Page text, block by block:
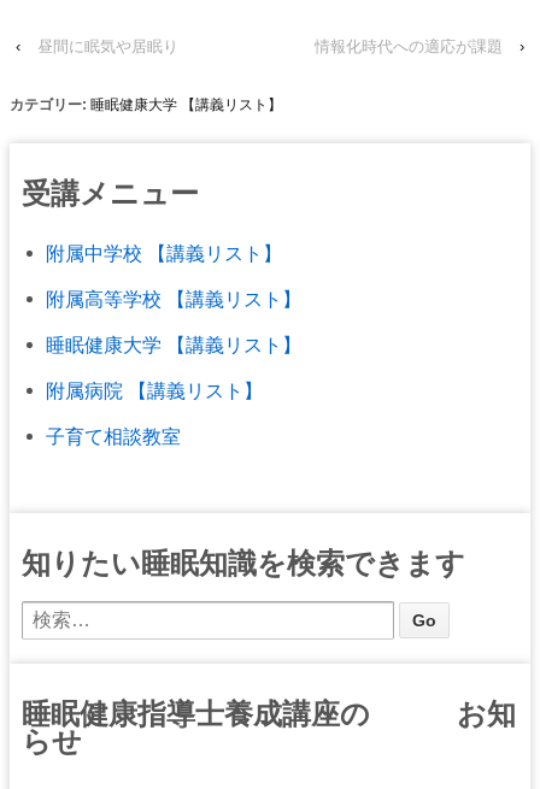
‹ 昼間に眠気や居眠り 情報化時代への適応が課題 ›
カテゴリー: 睡眠健康大学 【講義リスト】
受講メニュー
附属中学校 【講義リスト】
附属高等学校 【講義リスト】
睡眠健康大学 【講義リスト】
附属病院 【講義リスト】
子育て相談教室
知りたい睡眠知識を検索できます
睡眠健康指導士養成講座の お知
らせ